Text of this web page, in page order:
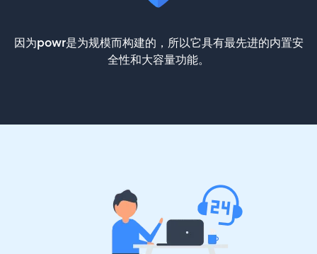
因为powr是为规模而构建的，所以它具有最先进的内置安
全性和大容量功能。